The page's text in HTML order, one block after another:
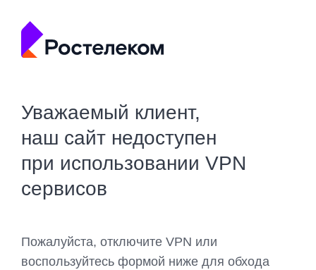
Уважаемый клиент,
наш сайт недоступен
при использовании VPN
сервисов
Пожалуйста, отключите VPN или
воспользуйтесь формой ниже для обхода